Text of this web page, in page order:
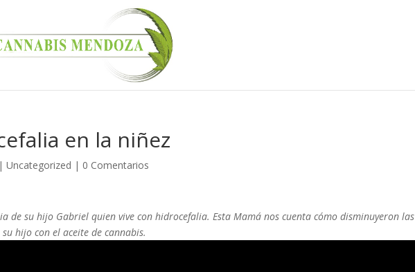
en la niñez
|Uncategorized | 0 Comentarios
de su hijo Gabriel quien vive con hidrocefalia. Esta Mamá nos cuenta cómo disminuyeron las
hijo con el aceite de cannabis.